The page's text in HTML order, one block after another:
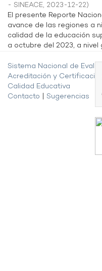
- SINEACE, 2023-12-22)
El presente Reporte
avance de las regiones a
calidad de la educación
a octubre del 2023, a nivel
Sistema Nacional de
Acreditación y
Calidad Educativa
Contacto
Sugerencias